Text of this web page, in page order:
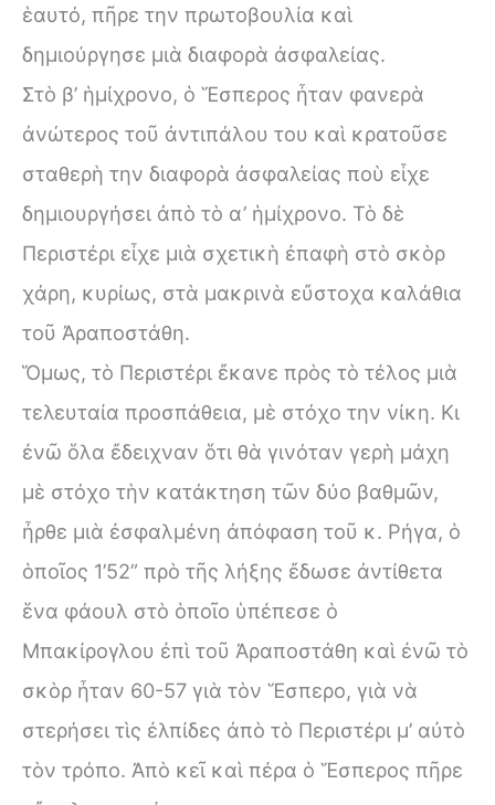
ἑαυτό, πῆρε την πρωτοβουλία καὶ
δημιούργησε μιὰ διαφορὰ ἀσφαλείας.
Στὸ β’ ἡμίχρονο, ὁ Ἕσπερος ἦταν φανερὰ
ἀνώτερος τοῦ ἀντιπάλου του καὶ κρατοῦσε
σταθερὴ την διαφορὰ ἀσφαλείας ποὺ εἶχε
δημιουργήσει ἀπὸ τὸ α’ ἡμίχρονο. Τὸ δὲ
Περιστέρι εἶχε μιὰ σχετικὴ ἐπαφὴ στὸ σκὸρ
χάρη, κυρίως, στὰ μακρινὰ εὔστοχα καλάθια
τοῦ Ἀραποστάθη.
Ὅμως, τὸ Περιστέρι ἔκανε πρὸς τὸ τέλος μιὰ
τελευταία προσπάθεια, μὲ στόχο την νίκη. Κι
ἐνῶ ὅλα ἔδειχναν ὅτι θὰ γινόταν γερὴ μάχη
μὲ στόχο τὴν κατάκτηση τῶν δύο βαθμῶν,
ἦρθε μιὰ ἐσφαλμένη ἀπόφαση τοῦ κ. Ρήγα, ὁ
ὁποῖος 1’52” πρὸ τῆς λήξης ἔδωσε ἀντίθετα
ἕνα φάουλ στὸ ὁποῖο ὑπέπεσε ὁ
Μπακίρογλου ἐπὶ τοῦ Ἀραποστάθη καὶ ἐνῶ τὸ
σκὸρ ἦταν 60-57 γιὰ τὸν Ἕσπερο, γιὰ νὰ
στερήσει τὶς ἐλπίδες ἀπὸ τὸ Περιστέρι μ’ αὐτὸ
τὸν τρόπο. Ἀπὸ κεῖ καὶ πέρα ὁ Ἕσπερος πῆρε